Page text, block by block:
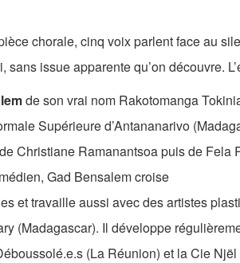
chorale, cinq voix parlent face au
sans issue apparente qu’on découvre.
de son vrai nom Rakotomanga
Supérieure d’Antananarivo
Christiane Ramanantsoa puis de Fela
Gad Bensalem croise
et travaille aussi avec des artistes
(Madagascar). Il développe
(La Réunion) et la Cie